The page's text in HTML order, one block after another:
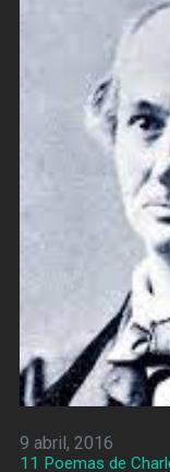
9 abril, 2016
11 Poemas de